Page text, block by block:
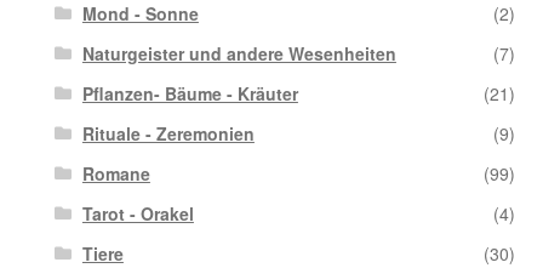
Mond - Sonne
(2)
Naturgeister und andere Wesenheiten
(7)
Pflanzen- Bäume - Kräuter
(21)
Rituale - Zeremonien
(9)
Romane
(99)
Tarot - Orakel
(4)
Tiere
(30)